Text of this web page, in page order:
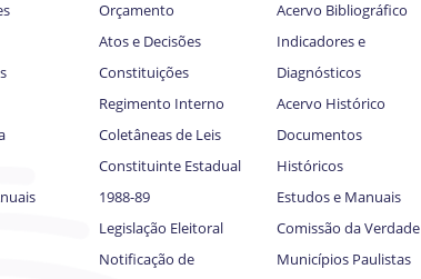
Orçamento
Atos e Decisões
Constituições
Regimento Interno
Coletâneas de Leis
Constituinte Estadual
1988-89
Legislação Eleitoral
Notificação de
Acervo Bibliográfico
Indicadores e
Diagnósticos
Acervo Histórico
Documentos
Históricos
Estudos e Manuais
Comissão da Verdade
Municípios Paulistas